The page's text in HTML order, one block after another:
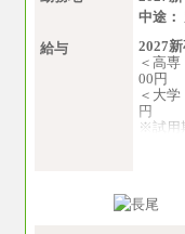
中途：
給与
2027新
＜高
00円
＜
円
※試用